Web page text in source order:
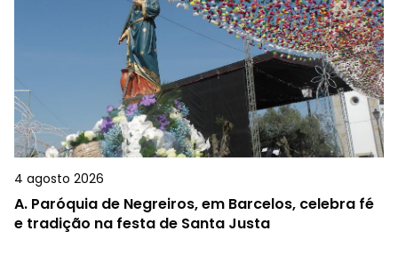
4 agosto 2026
A. Paróquia de Negreiros, em Barcelos, celebra fé
e tradição na festa de Santa Justa